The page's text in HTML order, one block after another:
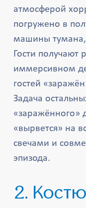
атмосферой
погружено в
машины тумана,
Гости получают
иммерсивном
гостей
Задача
«заражённого»
«вырвется» на
свечами и
эпизода.
2.